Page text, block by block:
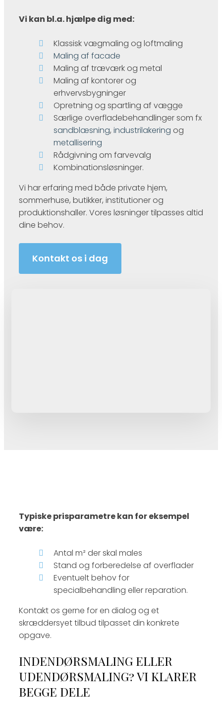
Vi kan bl.a. hjælpe dig med:
Klassisk vægmaling og loftmaling
Maling af facade
Maling af træværk og metal
Maling af kontorer og
erhvervsbygninger
Opretning og spartling af vægge
Særlige overfladebehandlinger som fx
sandblæsning, industrilakering og
metallisering
Rådgivning om farvevalg
Kombinationsløsninger.
Vi har erfaring med både private hjem,
sommerhuse, butikker, institutioner og
produktionshaller. Vores løsninger tilpasses altid
dine behov.
Kontakt os i dag
Typiske prisparametre kan for eksempel
være:
Antal m² der skal males
Stand og forberedelse af overflader
Eventuelt behov for
specialbehandling eller reparation.
Kontakt os gerne for en dialog og et
skræddersyet tilbud tilpasset din konkrete
opgave.
INDENDØRSMALING ELLER
UDENDØRSMALING? VI KLARER
BEGGE DELE